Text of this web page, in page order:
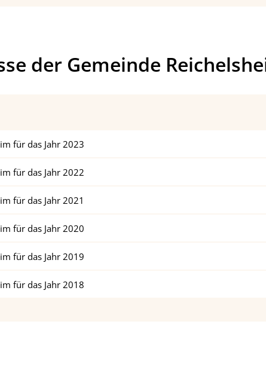
der Gemeinde
für das Jahr 2023
für das Jahr 2022
für das Jahr 2021
für das Jahr 2020
für das Jahr 2019
für das Jahr 2018